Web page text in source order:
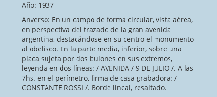
Año: 1937
Anverso: En un campo de forma circular, vista aérea,
en perspectiva del trazado de la gran avenida
argentina, destacándose en su centro el monumento
al obelisco. En la parte media, inferior, sobre una
placa sujeta por dos bulones en sus extremos,
leyenda en dos líneas: / AVENIDA / 9 DE JULIO /. A las
7hs. en el perímetro, firma de casa grabadora: /
CONSTANTE ROSSI /. Borde lineal, resaltado.